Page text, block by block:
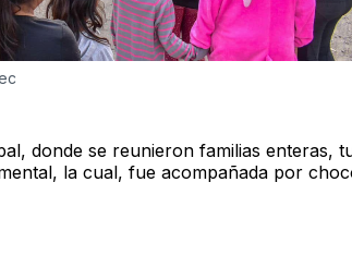
donde se reunieron familias enteras,
la cual, fue acompañada por